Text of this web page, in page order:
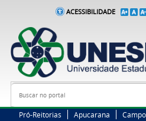
ACESSIBILIDADE
Busca
Pró-Reitorias Apucarana